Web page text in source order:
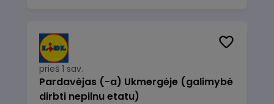
prieš 1 sav.
Pardavėjas (-a) Ukmergėje (galimybė
dirbti nepilnu etatu)